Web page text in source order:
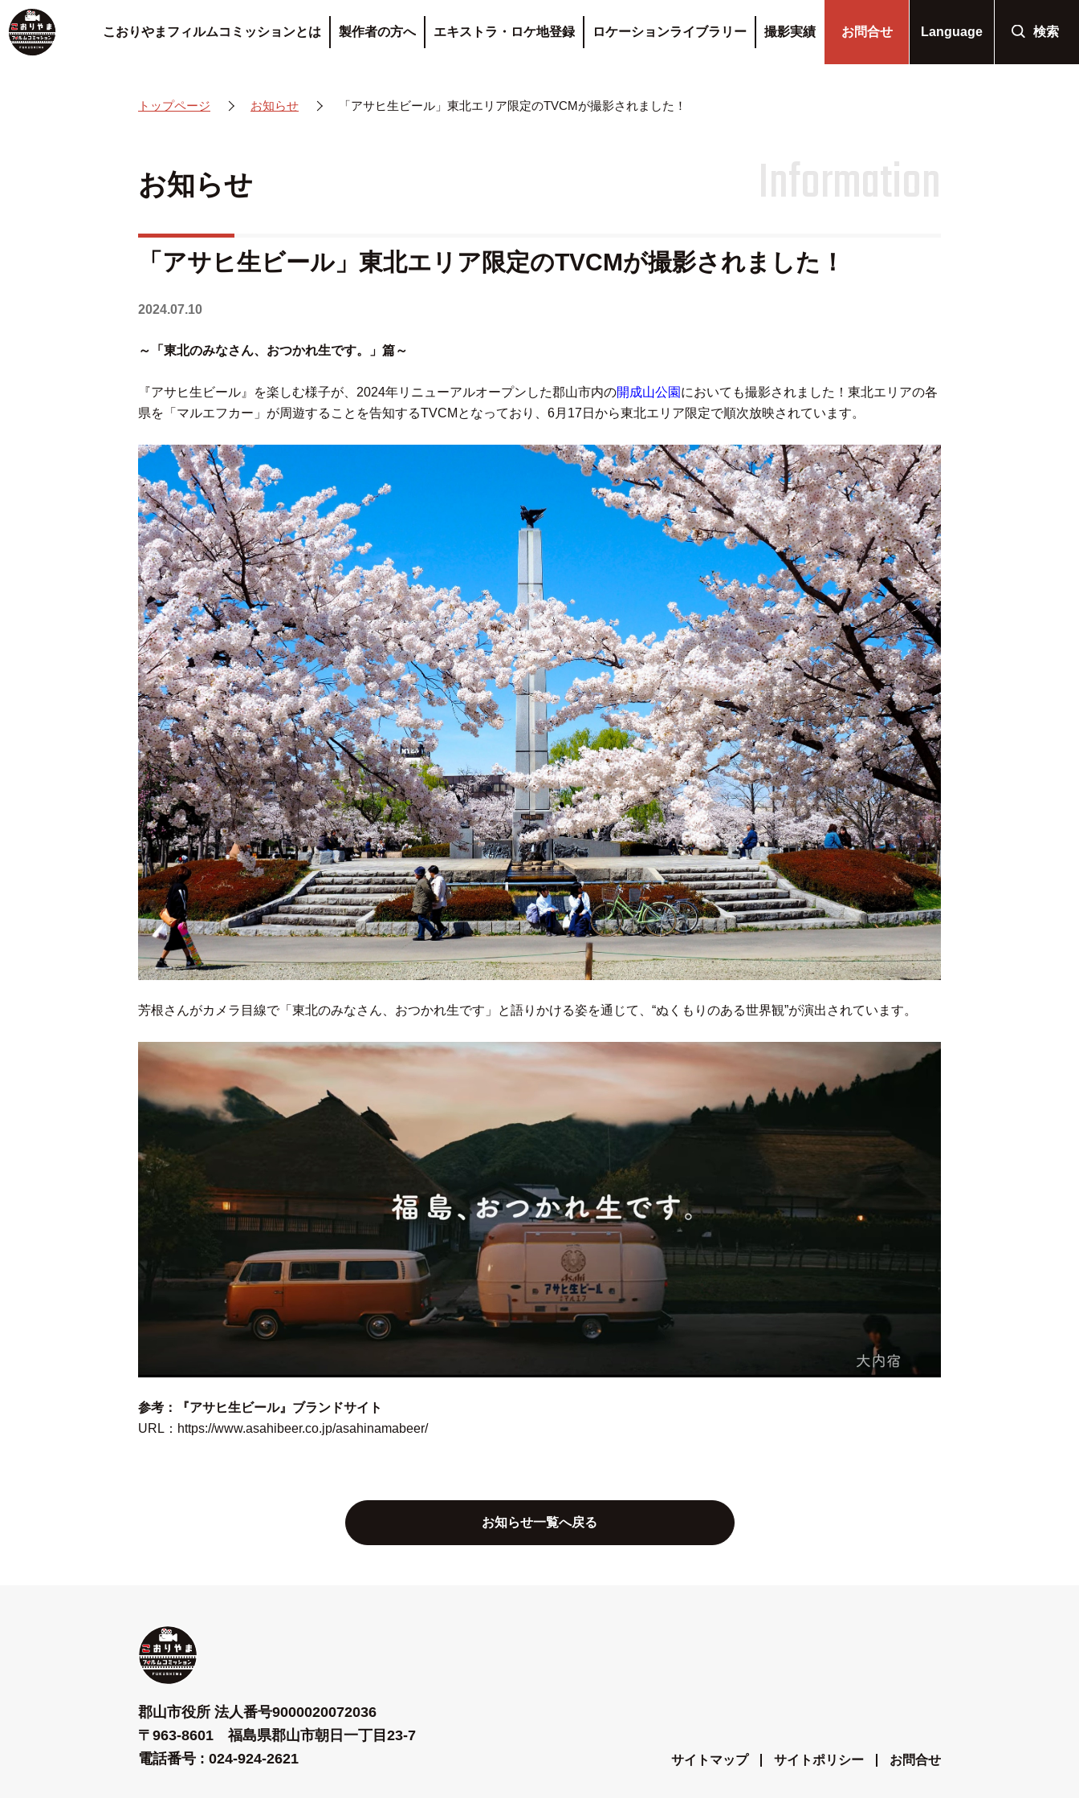
こおりやまフィルムコミッションとは 製作者の方へ エキストラ・ロケ地登録 ロケーションライブラリー 撮影実績 お問合せ Language 検索
トップページ お知らせ 「アサヒ生ビール」東北エリア限定のTVCMが撮影されました！
お知らせ Information
「アサヒ生ビール」東北エリア限定のTVCMが撮影されました！
2024.07.10
～「東北のみなさん、おつかれ生です。」篇～
『アサヒ生ビール』を楽しむ様子が、2024年リニューアルオープンした郡山市内の開成山公園 においても撮影されました！東北エリアの各
県を「マルエフカー」が周遊することを告知するTVCMとなっており、6月17日から東北エリア限定で順次放映されています。
芳根さんがカメラ目線で「東北のみなさん、おつかれ生です」と語りかける姿を通じて、“ぬくもりのある世界観”が演出されています。
参考：『アサヒ生ビール』ブランドサイト
URL： https://www.asahibeer.co.jp/asahinamabeer/
お知らせ一覧へ戻る
郡山市役所 法人番号9000020072036
〒963-8601 福島県郡山市朝日一丁目23-7
電話番号 : 024-924-2621
サイトマップ サイトポリシー お問合せ